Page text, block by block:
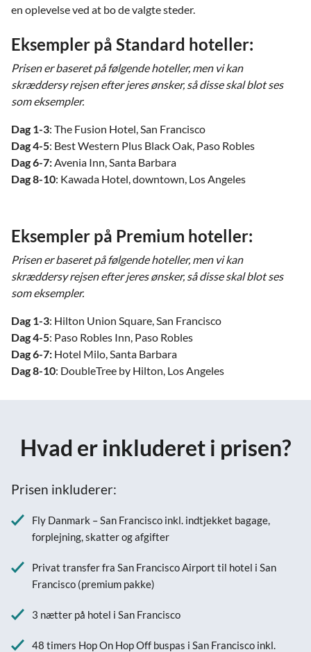
en oplevelse ved at bo de valgte steder.
Eksempler på Standard hoteller:
Prisen er baseret på følgende hoteller, men vi kan
skræddersy rejsen efter jeres ønsker, så disse skal blot ses
som eksempler.
Dag 1-3: The Fusion Hotel, San Francisco
Dag 4-5: Best Western Plus Black Oak, Paso Robles
Dag 6-7:Avenia Inn, Santa Barbara
Dag 8-10: Kawada Hotel, downtown, Los Angeles
Eksempler på Premium hoteller:
Prisen er baseret på følgende hoteller, men vi kan
skræddersy rejsen efter jeres ønsker, så disse skal blot ses
som eksempler.
Dag 1-3: Hilton Union Square, San Francisco
Dag 4-5: Paso Robles Inn, Paso Robles
Dag 6-7: Hotel Milo, Santa Barbara
Dag 8-10: DoubleTree by Hilton, Los Angeles
Hvad er inkluderet i prisen?
Prisen inkluderer:
Fly Danmark – San Francisco inkl. indtjekket bagage,
forplejning, skatter og afgifter
Privat transfer fra San Francisco Airport til hotel i San
Francisco (premium pakke)
3 nætter på hotel i San Francisco
48 timers Hop On Hop Off buspas i San Francisco inkl.